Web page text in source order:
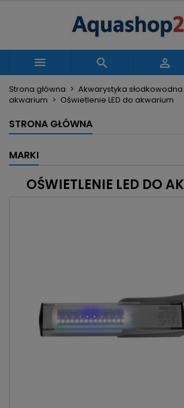
  
Strona główna Akwarystyka słodkowodna
akwarium
Oświetlenie LED do akwarium
STRONA GŁÓWNA
MARKI
OŚWIETLENIE LED DO
Moje listy życzeń
add_circle_outline Utwórz nową listę
((modalTitle))
((confirmMessage))
((cancelText))
Utwórz listę życzeń
Nazwa listy życzeń
Zaloguj się
Musisz być zalogowany by zapisać
swojej liście życzeń.
Anuluj